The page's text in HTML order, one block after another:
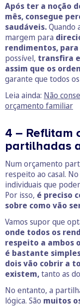
Após ter a noção
mês, consegue
saudáveis.Quando
margem para
rendimentos, para
possível, transfira
assim que os
garante que todos
Leia ainda: Não
orçamento familiar
4 – Reflitam
partilhadas
Num orçamento
respeito ao casal.
individuais que
Por isso, é preciso
sobre como vão
Vamos supor que
onde todos os
respeito a ambos
é bastante
dois vão cobrir a
existem,tanto as
No entanto, a
lógica. São muitos